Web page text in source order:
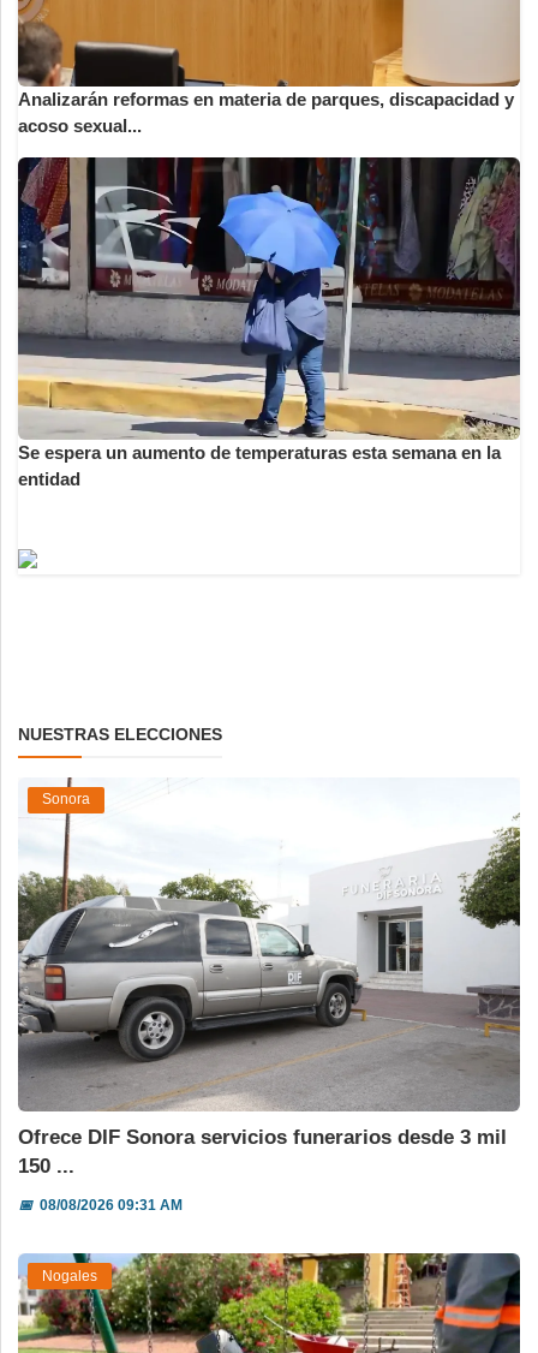
Analizarán reformas en materia de parques, discapacidad y
acoso sexual...
Se espera un aumento de temperaturas esta semana en la
entidad
NUESTRAS ELECCIONES
Sonora
Ofrece DIF Sonora servicios funerarios desde 3 mil
150 ...
📅08/08/2026 09:31 AM
Nogales